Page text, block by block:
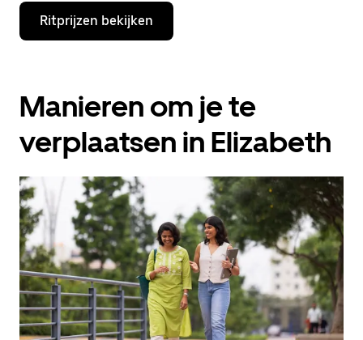
Druk
de
de
agenda
openen
datum
te
selecteren.
Druk
op
Escape
om
de
agenda
te
sluiten.
Ritprijzen bekijken
Manieren om je te
verplaatsen in Elizabeth